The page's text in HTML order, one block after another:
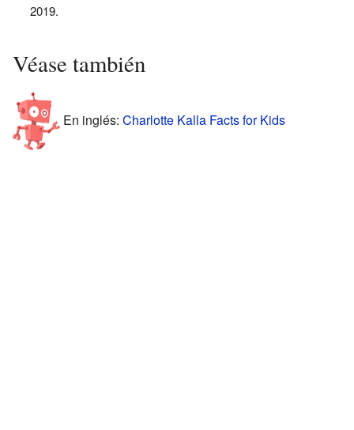
2019.
Véase también
En inglés: Charlotte Kalla Facts for Kids